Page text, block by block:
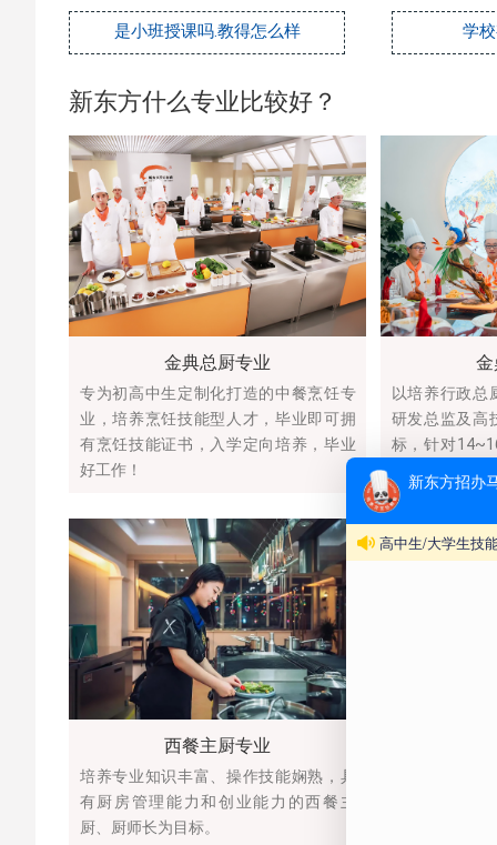
是小班授课吗.教得怎么样 学
新东方什么专业比较好？
金典总厨专业
专为初高中生定制化打造的中餐烹饪专
业，培养烹饪技能型人才，毕业即可拥
有烹饪技能证书，入学定向培养，毕业
好工作！
以培养行政总
研发总监及高
标，针对
西餐主厨专业
培养专业知识丰富、操作技能娴熟，具
有厨房管理能力和创业能力的西餐主
厨、厨师长为目标。